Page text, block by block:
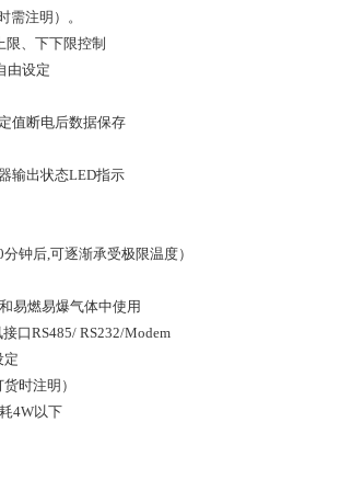
需注明）。
限、下下限控制
由设定
值断电后数据保存
输出状态LED指示
分钟后,可逐渐承受极限温度）
易燃易爆气体中使用
口RS485/ RS232/Modem
定
货时注明）
4W以下